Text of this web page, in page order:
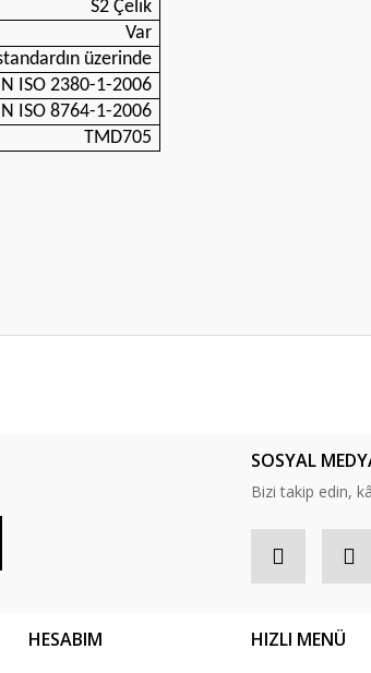
S2 Çelik
Var
üzerinde
ISO 2380-1-2006
ISO 8764-1-2006
TMD705
SOSYAL
Bizi takip edin,
HESABIM HIZLI MENÜ